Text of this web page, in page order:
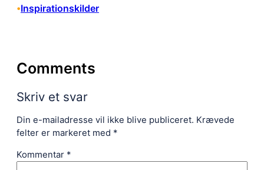
•Inspirationskilder
Comments
Skriv et svar
Din e-mailadresse vil ikke blive publiceret. Krævede
felter er markeret med *
Kommentar *